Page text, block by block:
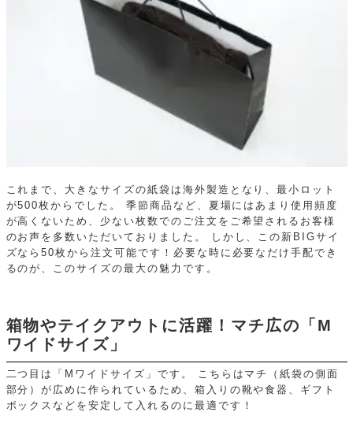
これまで、大きなサイズの紙袋は海外製造となり、最小ロット
が500枚からでした。
季節商品など、夏場にはあまり使用頻度
が高くないため、少ない枚数でのご注文をご希望されるお客様
のお声を多数いただいておりました。
しかし、この新BIGサイ
ズなら50枚から注文可能です！必要な時に必要なだけ手配でき
るのが、このサイズの最大の魅力です。
箱物やテイクアウトに活躍！マチ広の「M
ワイドサイズ」
二つ目は「Mワイドサイズ」です。
こちらはマチ（紙袋の側面
部分）が広めに作られているため、箱入りの靴や食器、ギフト
ボックスなどを安定して入れるのに最適です！